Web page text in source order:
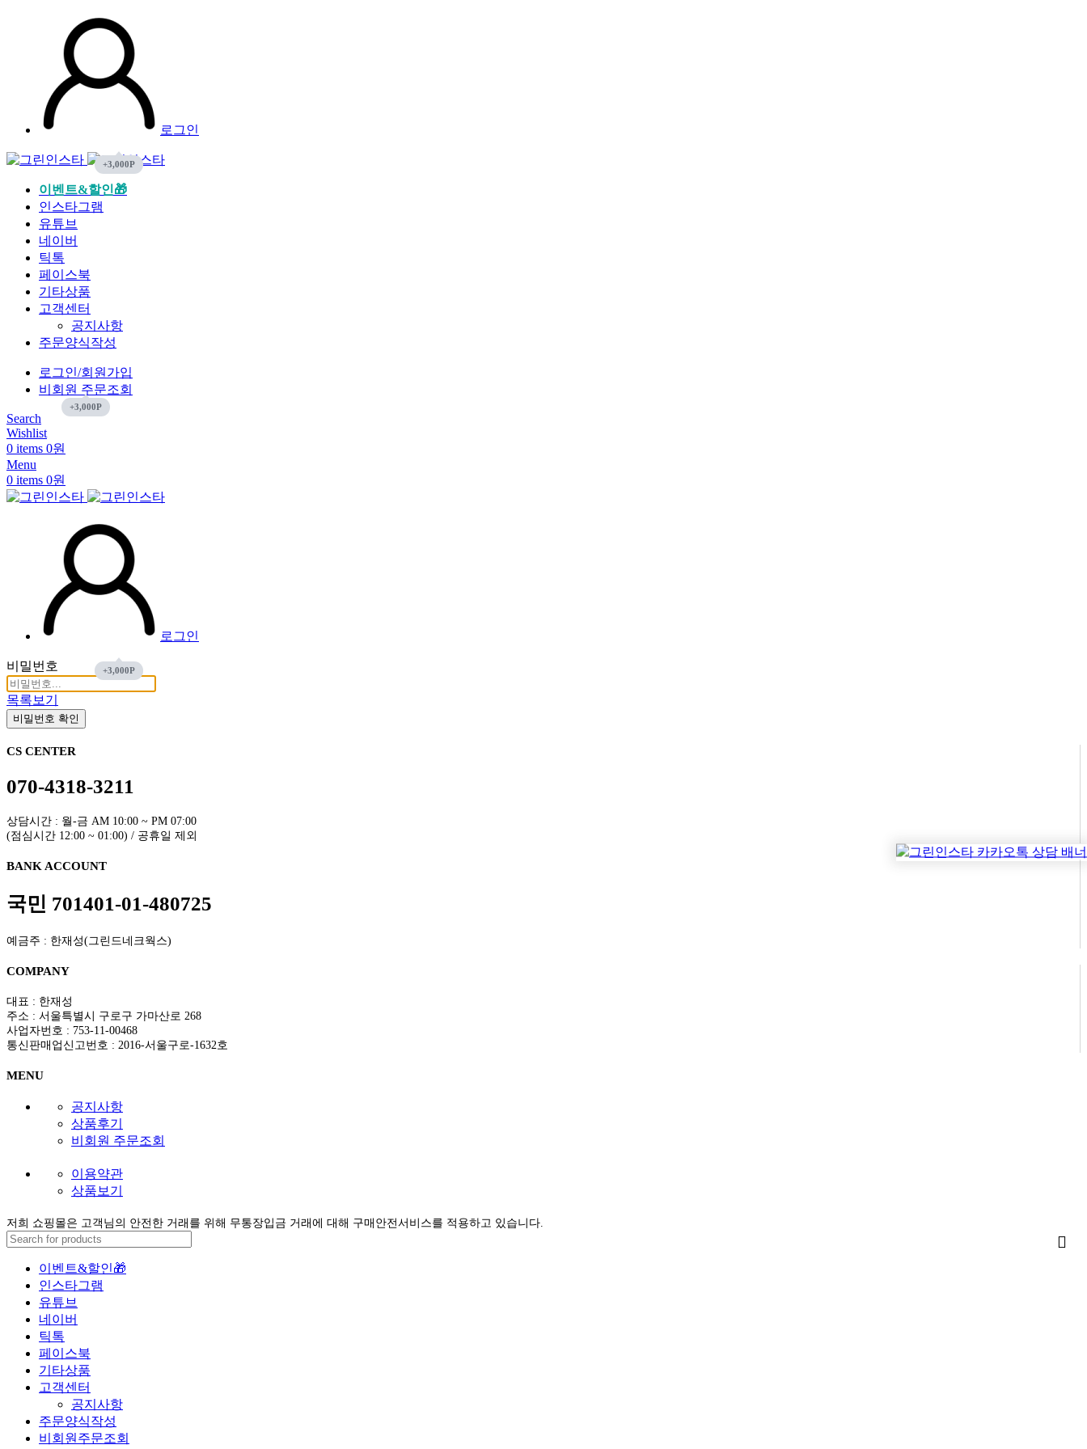
로그인
이벤트&할인🎁
인스타그램
유튜브
네이버
틱톡
페이스북
기타상품
고객센터
공지사항
주문양식작성
로그인/회원가입
비회원 주문조회
Search
Wishlist
0 items 0원
장바구니에 상품이 없습니다.
Return To Shop
비밀번호
목록보기
070-4318-3211
(점심시간 12:00 ~ 01:00) / 공휴일 제외
예금주 : 한재성(그린드네크웍스)
COMPANY
주소 : 서울특별시 구로구 가마산로 268
통신판매업신고번호 : 2016-서울구로-1632호
상품후기
비회원 주문조회
이용약관
상품보기
저희 쇼핑몰은 고객님의 안전한 거래를 위해 무통장입금 거래에 대해 구매안전서비스를 적용하고 있습니다.
이벤트&할인🎁
인스타그램
유튜브
네이버
틱톡
페이스북
기타상품
고객센터